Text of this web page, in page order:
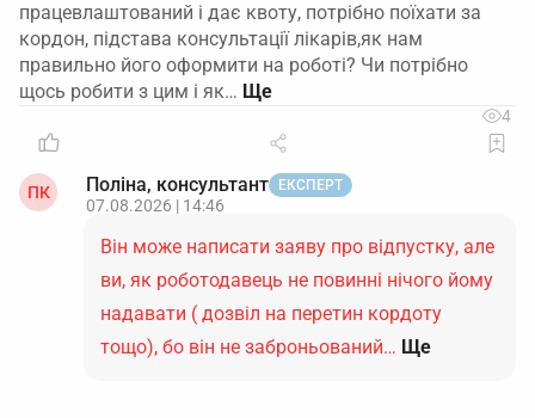
працевлаштований і дає квоту, потрібно поїхати за
кордон, підстава консультації лікарів,як нам
правильно його оформити на роботі? Чи потрібно
щось робити з цим і як…
4
ПК Поліна, консультант ЕКСПЕРТ
07.08.2026 | 14:46
Він може написати заяву про відпустку, але
ви, як роботодавець не повинні нічого йому
надавати ( дозвіл на перетин кордоту
тощо), бо він не заброньований… Ще